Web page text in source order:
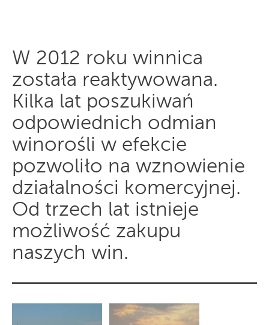
W 2012 roku winnica
została reaktywowana.
Kilka lat poszukiwań
odpowiednich odmian
winorośli w efekcie
pozwoliło na wznowienie
działalności komercyjnej.
Od trzech lat istnieje
możliwość zakupu
naszych win.